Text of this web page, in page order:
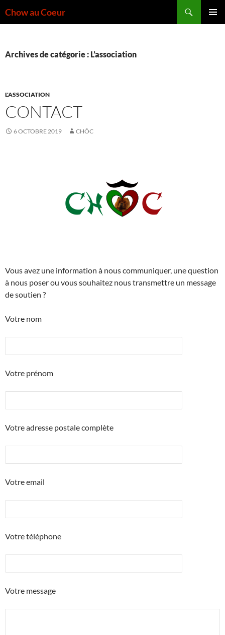
auChow au Coeur
Archives de catégorie : L’association
L'ASSOCIATION
CONTACT
6 OCTOBRE 2019 CHÔC
Vous avez une information à nous communiquer, une question
à nous poser ou vous souhaitez nous transmettre un message
de soutien ?
Votre nom
Votre prénom
Votre adresse postale complète
Votre email
Votre téléphone
Votre message